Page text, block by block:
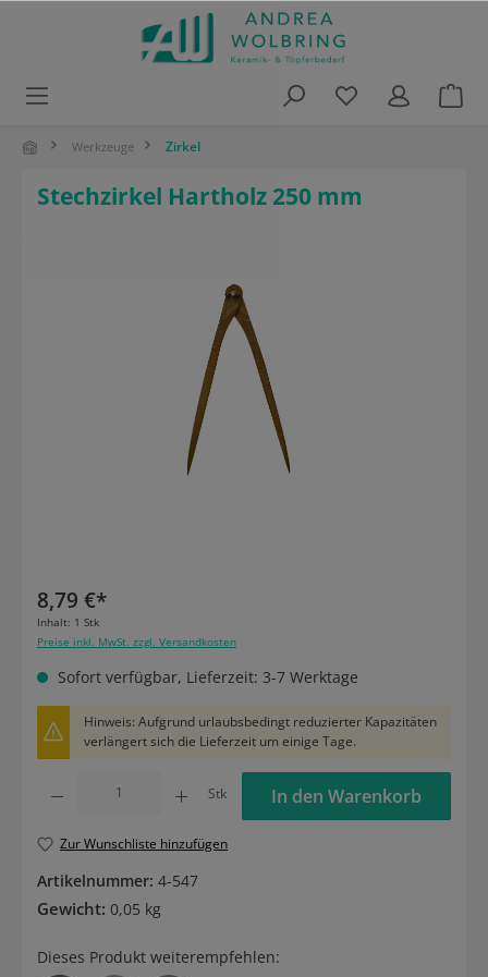
Werkzeuge Zirkel
Stechzirkel Hartholz 250 mm
8,79 €*
Inhalt: 1 Stk
Preise inkl. MwSt. zzgl. Versandkosten
Sofort verfügbar, Lieferzeit: 3-7 Werktage
Hinweis: Aufgrund urlaubsbedingt reduzierter Kapazitäten
verlängert sich die Lieferzeit um einige Tage.
Stk In den Warenkorb
Zur Wunschliste hinzufügen
Artikelnummer: 4-547
Gewicht: 0,05 kg
Dieses Produkt weiterempfehlen: